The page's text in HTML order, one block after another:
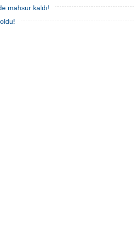
mahsur kaldı!